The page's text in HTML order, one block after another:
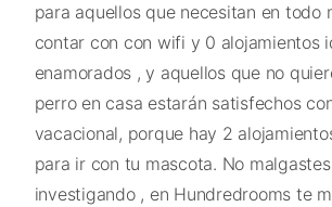
para aquellos que necesitan en todo
contar con con wifi y 0 alojamientos
enamorados , y aquellos que no
perro en casa estarán satisfechos
vacacional, porque hay 2
para ir con tu mascota. No
investigando , en Hundredrooms te